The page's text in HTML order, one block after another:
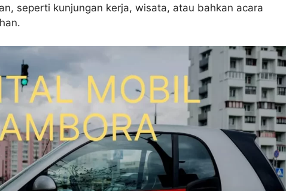
seperti kunjungan kerja, wisata, atau bahkan acara